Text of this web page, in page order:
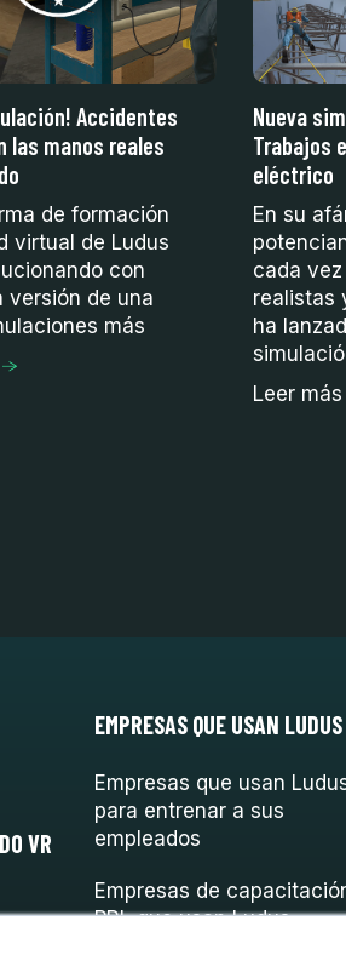
Accidentes
las manos reales
de formación
virtual de Ludus
con
versión de una
más
Nueva
Trabajos
eléctrico
En su
cada
realistas
ha
Leer más
VR
EMPRESAS QUE USAN LUDUS
Empresas que usan
para entrenar a sus
empleados
Empresas de
PRL que usan Ludus